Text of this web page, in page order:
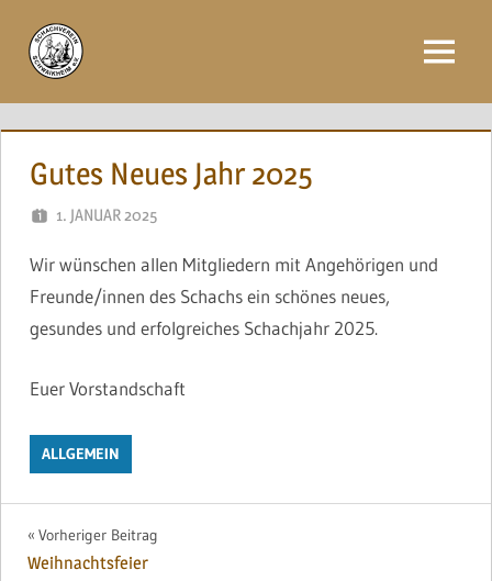
Inhalt
springen
Menü
Gutes Neues Jahr 2025
1. JANUAR 2025
Wir wünschen allen Mitgliedern mit Angehörigen und
Freunde/innen des Schachs ein schönes neues,
gesundes und erfolgreiches Schachjahr 2025.
Euer Vorstandschaft
ALLGEMEIN
Beitragsnavigation
Vorheriger Beitrag
Weihnachtsfeier